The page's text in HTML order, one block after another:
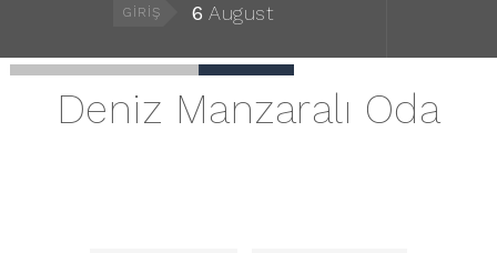
GIRIŞ 6 August
Deniz Manzaralı Oda